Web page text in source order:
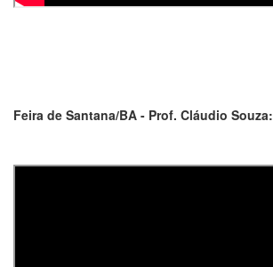
Feira de Santana/BA - Prof. Cláudio Souza: